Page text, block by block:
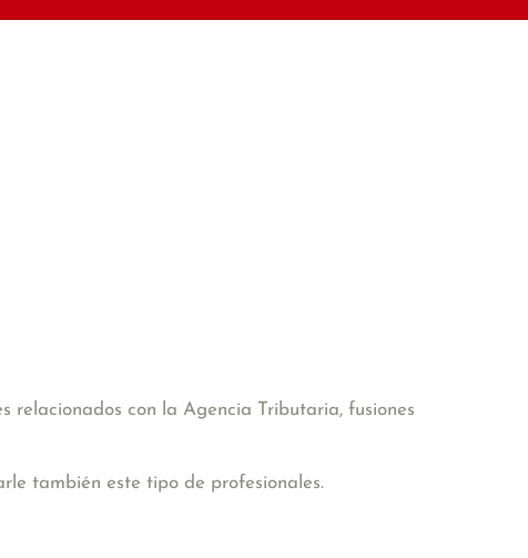
relacionados con la Agencia Tributaria, fusiones
también este tipo de profesionales.